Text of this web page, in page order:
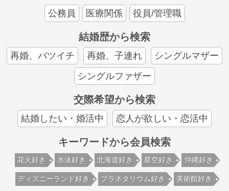
公務員 医療関係 役員/管理職
結婚歴から検索
再婚、バツイチ 再婚、子連れ
シングルマザー
シングルファザー
交際希望から検索
結婚したい・婚活中 恋人が欲しい・恋活中
キーワードから会員検索
花火好き 水泳好き 北海道好き 星空好き 沖縄好き
ディズニーランド好き プラネタリウム好き 美術館好き